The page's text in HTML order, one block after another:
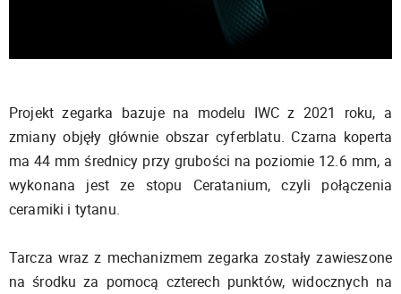
Projekt zegarka bazuje na modelu IWC z 2021 roku, a
zmiany objęły głównie obszar cyferblatu. Czarna koperta
ma 44 mm średnicy przy grubości na poziomie 12.6 mm, a
wykonana jest ze stopu Ceratanium, czyli połączenia
ceramiki i tytanu.
Tarcza wraz z mechanizmem zegarka zostały zawieszone
na środku za pomocą czterech punktów, widocznych na